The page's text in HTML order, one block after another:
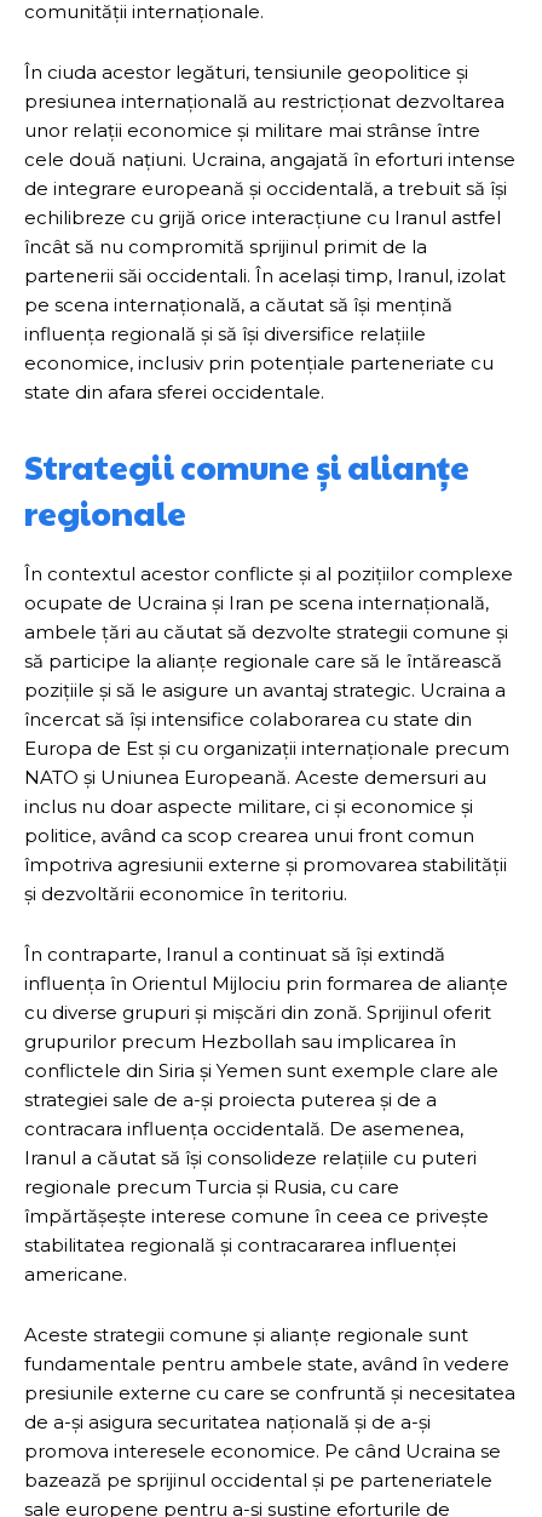
comunității internaționale.
În ciuda acestor legături, tensiunile geopolitice și
presiunea internațională au restricționat dezvoltarea
unor relații economice și militare mai strânse între
cele două națiuni. Ucraina, angajată în eforturi intense
de integrare europeană și occidentală, a trebuit să își
echilibreze cu grijă orice interacțiune cu Iranul astfel
încât să nu compromită sprijinul primit de la
partenerii săi occidentali. În același timp, Iranul, izolat
pe scena internațională, a căutat să își mențină
influența regională și să își diversifice relațiile
economice, inclusiv prin potențiale parteneriate cu
state din afara sferei occidentale.
Strategii comune și alianțe
regionale
În contextul acestor conflicte și al pozițiilor complexe
ocupate de Ucraina și Iran pe scena internațională,
ambele țări au căutat să dezvolte strategii comune și
să participe la alianțe regionale care să le întărească
pozițiile și să le asigure un avantaj strategic. Ucraina a
încercat să își intensifice colaborarea cu state din
Europa de Est și cu organizații internaționale precum
NATO și Uniunea Europeană. Aceste demersuri au
inclus nu doar aspecte militare, ci și economice și
politice, având ca scop crearea unui front comun
împotriva agresiunii externe și promovarea stabilității
și dezvoltării economice în teritoriu.
În contraparte, Iranul a continuat să își extindă
influența în Orientul Mijlociu prin formarea de alianțe
cu diverse grupuri și mișcări din zonă. Sprijinul oferit
grupurilor precum Hezbollah sau implicarea în
conflictele din Siria și Yemen sunt exemple clare ale
strategiei sale de a-și proiecta puterea și de a
contracara influența occidentală. De asemenea,
Iranul a căutat să își consolideze relațiile cu puteri
regionale precum Turcia și Rusia, cu care
împărtășește interese comune în ceea ce privește
stabilitatea regională și contracararea influenței
americane.
Aceste strategii comune și alianțe regionale sunt
fundamentale pentru ambele state, având în vedere
presiunile externe cu care se confruntă și necesitatea
de a-și asigura securitatea națională și de a-și
promova interesele economice. Pe când Ucraina se
bazează pe sprijinul occidental și pe parteneriatele
sale europene pentru a-și susține eforturile de